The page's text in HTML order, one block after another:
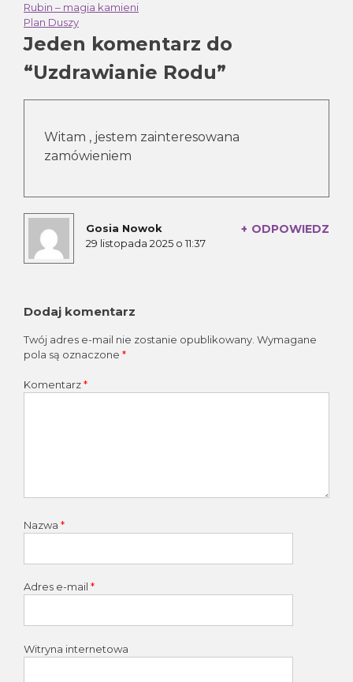
Nawigacja
wpisu
Rubin – magia kamieni
Plan Duszy
Jeden komentarz do
“Uzdrawianie Rodu”
Witam , jestem zainteresowana
zamówieniem
ODPOWIEDZ
Gosia Nowok
komentarz:
29 listopada 2025 o 11:37
Dodaj komentarz
Twój adres e-mail nie zostanie opublikowany. Wymagane
pola są oznaczone *
Komentarz*
Nazwa *
Adres e-mail *
Witryna internetowa